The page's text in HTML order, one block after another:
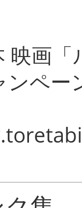
映画
ンペー